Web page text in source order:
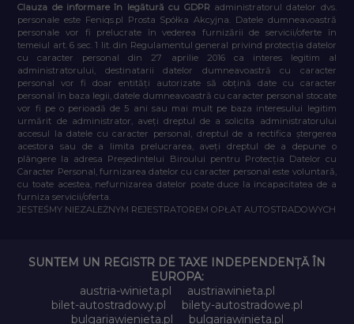
Clauza de informare în legătură cu GDPR administratorul datelor dvs.
personale este Feniqs.pl Prosta Spółka Akcyjna. Datele dumneavoastră
personale vor fi prelucrate în vederea furnizării de servicii/oferte în
temeiul art. 6 sec. 1 lit. din Regulamentul general privind protecția datelor
cu caracter personal din 27 aprilie 2016 ca interes legitim al
administratorului, destinatarii datelor dumneavoastră cu caracter
personal vor fi doar entități autorizate să obțină date cu caracter
personal în baza legii, datele dumneavoastră cu caracter personal stocate
vor fi pe o perioadă de 5 ani sau mai mult pe baza interesului legitim
urmărit de administrator, aveți dreptul de a solicita administratorului
accesul la datele cu caracter personal, dreptul de a rectifica ștergerea
acestora sau de a limita prelucrarea, aveți dreptul de a depune o
plângere la adresa Președintelui Biroului pentru Protecția Datelor cu
Caracter Personal, furnizarea datelor cu caracter personal este voluntară,
cu toate acestea, nefurnizarea datelor poate duce la incapacitatea de a
furniza servicii/oferta.
JESTEŚMY NIEZALEŻNYM REJESTRATOREM OPŁAT AUTOSTRADOWYCH
SUNTEM UN REGISTR DE TAXE INDEPENDENȚĂ ÎN
EUROPA:
austria-winieta.pl
austriawinieta.pl
bilet-autostradowy.pl
bilety-autostradowe.pl
bulgariawienieta.pl
bulgariawinieta.pl